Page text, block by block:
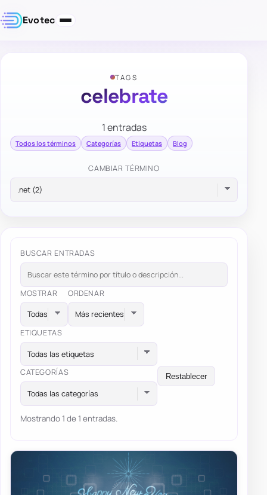
Evotec
TAGS
celebrate
1 entradas
Todos los términos Categorías Etiquetas Blog
CAMBIAR TÉRMINO
BUSCAR ENTRADAS
MOSTRAR ORDENAR
ETIQUETAS
Todas las etiquetas
CATEGORÍAS
Todas las categorías
Restablecer
Mostrando 1 de 1 entradas.